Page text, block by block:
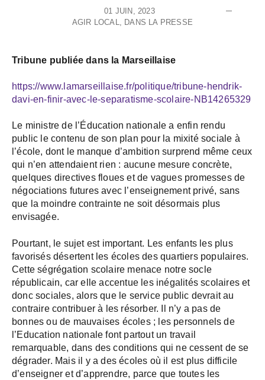
01 JUIN, 2023
AGIR LOCAL
DANS LA PRESSE
Tribune publiée dans la Marseillaise
https://www.lamarseillaise.fr/politique/tribune-hendrik-
davi-en-finir-avec-le-separatisme-scolaire-NB14265329
Le ministre de l’Éducation nationale a enfin rendu
public le contenu de son plan pour la mixité sociale à
l’école, dont le manque d’ambition surprend même ceux
qui n’en attendaient rien : aucune mesure concrète,
quelques directives floues et de vagues promesses de
négociations futures avec l’enseignement privé, sans
que la moindre contrainte ne soit désormais plus
envisagée.
Pourtant, le sujet est important. Les enfants les plus
favorisés désertent les écoles des quartiers populaires.
Cette ségrégation scolaire menace notre socle
républicain, car elle accentue les inégalités scolaires et
donc sociales, alors que le service public devrait au
contraire contribuer à les résorber. Il n’y a pas de
bonnes ou de mauvaises écoles ; les personnels de
l’Education nationale font partout un travail
remarquable, dans des conditions qui ne cessent de se
dégrader. Mais il y a des écoles où il est plus difficile
d’enseigner et d’apprendre, parce que toutes les